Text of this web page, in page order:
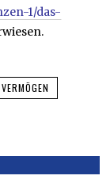
1/das-
VERMÖGEN